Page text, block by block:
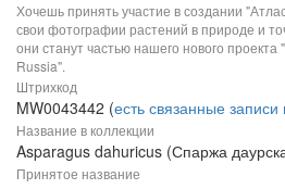
Хочешь принять участие в создании
свои фотографии растений в природе и
они станут частью нашего нового
Russia".
Штрихкод
MW0043442 (есть связанные записи
Название в коллекции
Asparagus dahuricus (Спаржа
Принятое название